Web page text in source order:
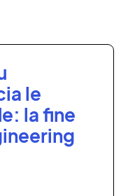
le
la fine